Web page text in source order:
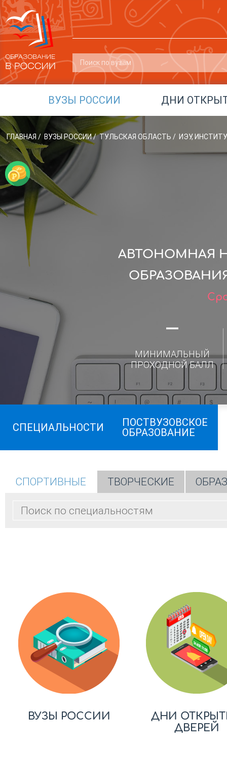
ВУЗЫ РОССИИ ДНИ
ГЛАВНАЯ / ВУЗЫ РОССИИ/ ТУЛЬСКАЯ ОБЛАСТЬ / ИЭУ,
АВТОНОМНАЯ
—
МИНИМАЛЬНЫЙ
ПРОХОДНОЙ БАЛЛ
СПЕЦИАЛЬНОСТИ
ПОСТВУЗОВСКОЕ
ОБРАЗОВАНИЕ
СПОРТИВНЫЕ ТВОРЧЕСКИЕ
ВУЗЫ РОССИИ
ДНИ
ДВЕРЕЙ